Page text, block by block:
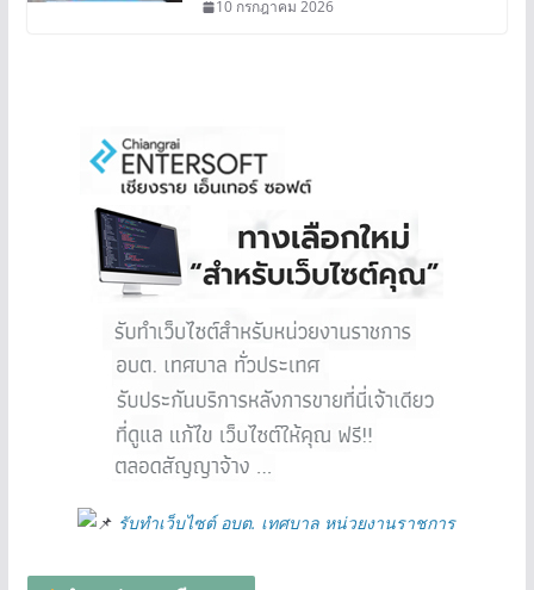
10 กรกฎาคม 2026
รับทำเว็บไซต์ อบต. เทศบาล หน่วยงานราชการ